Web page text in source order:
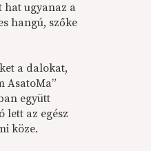
hat ugyanaz a
hangú, szőke
a dalokat,
AsatoMa”
együtt
lett az egész
köze.